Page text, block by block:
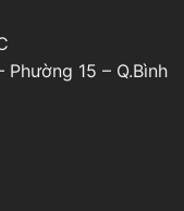
15 – Q.Bình